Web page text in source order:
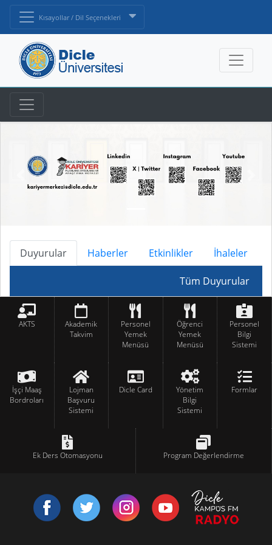
Kısayollar / Dil Seçenekleri
Duyurular Haberler Etkinlikler İhaleler
Tüm Duyurular
AKTS
Akademik
Takvim
Personel
Yemek
Menüsü
Öğrenci
Yemek
Menüsü
Personel
Bilgi
Sistemi
İşçi Maaş
Bordroları
Lojman
Başvuru
Sistemi
Dicle Card
Yönetim
Bilgi
Sistemi
Formlar
Ek Ders Otomasyonu Program Değerlendirme